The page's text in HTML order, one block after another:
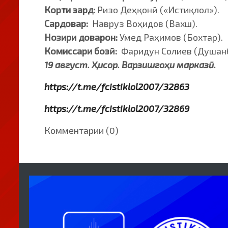
Корти зард: Ризо Деҳқонӣ («Истиқлол»).
Сардовар: Навруз Воҳидов (Вахш).
Нозири доварон:Умед Раҳимов (Бохтар).
Комиссари бозӣ: Фаридун Солиев
19 август. Ҳисор. Варзишгоҳи марказӣ.
https://t.me/fcistiklol2007/32863
https://t.me/fcistiklol2007/32869
Комментарии (0)